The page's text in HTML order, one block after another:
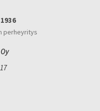
perheyritys